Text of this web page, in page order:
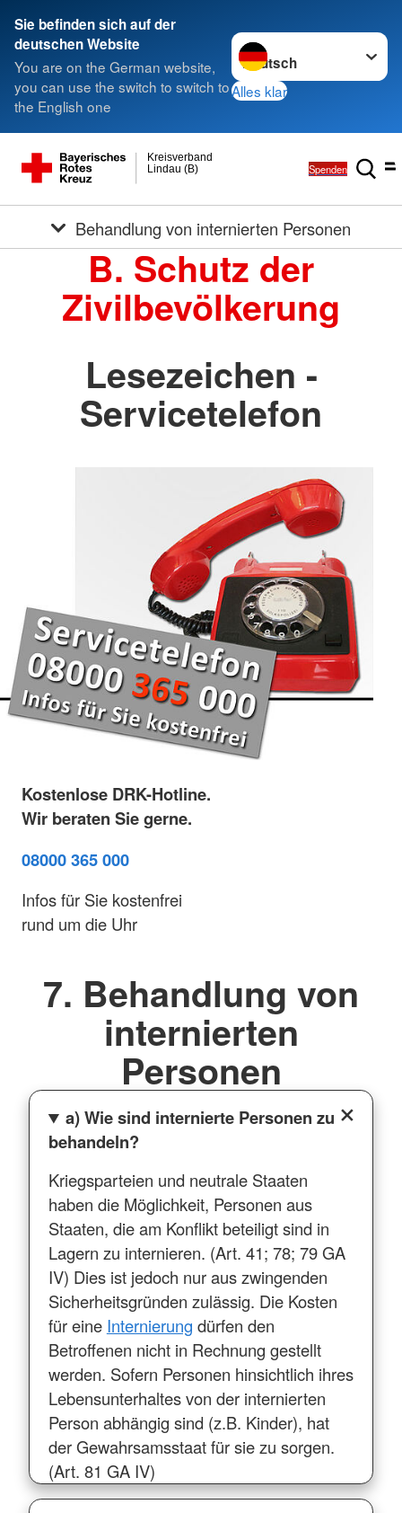
Sie befinden sich auf der
deutschen Website
You are on the German website,
you can use the switch to switch to
the English one
Sprache wechseln zu
Alles klar
Lindau (B)
Kreisverband
Spenden
Behandlung von internierten Personen
B. Schutz der
Zivilbevölkerung
Lesezeichen -
Servicetelefon
Kostenlose DRK-Hotline.
Wir beraten Sie gerne.
08000 365 000
Infos für Sie kostenfrei
rund um die Uhr
7. Behandlung von
internierten
Personen
a) Wie sind internierte Personen zu
behandeln?
Kriegsparteien und neutrale Staaten
haben die Möglichkeit, Personen aus
Staaten, die am Konflikt beteiligt sind in
Lagern zu internieren. (Art. 41; 78; 79 GA
IV) Dies ist jedoch nur aus zwingenden
Sicherheitsgründen zulässig. Die Kosten
für eine Internierung dürfen den
Betroffenen nicht in Rechnung gestellt
werden. Sofern Personen hinsichtlich ihres
Lebensunterhaltes von der internierten
Person abhängig sind (z.B. Kinder), hat
der Gewahrsamsstaat für sie zu sorgen.
(Art. 81 GA IV)